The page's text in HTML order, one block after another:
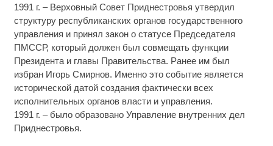
1991 г. – Верховный Совет Приднестровья утвердил
структуру республиканских органов государственного
управления и принял закон о статусе Председателя
ПМССР, который должен был совмещать функции
Президента и главы Правительства. Ранее им был
избран Игорь Смирнов. Именно это событие является
исторической датой создания фактически всех
исполнительных органов власти и управления.
1991 г. – было образовано Управление внутренних дел
Приднестровья.